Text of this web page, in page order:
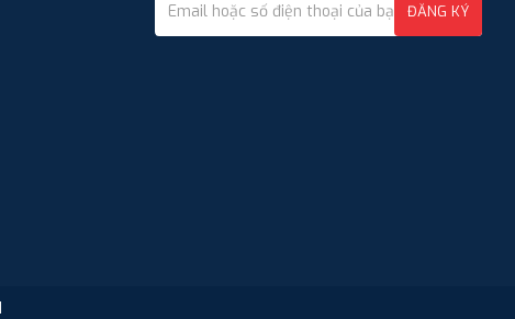
ĐĂNG KÝ